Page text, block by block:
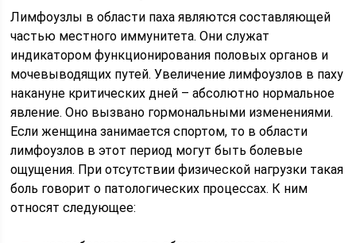
Лимфоузлы в области паха являются составляющей
частью местного иммунитета. Они служат
индикатором функционирования половых органов и
мочевыводящих путей. Увеличение лимфоузлов в паху
накануне критических дней – абсолютно нормальное
явление. Оно вызвано гормональными изменениями.
Если женщина занимается спортом, то в области
лимфоузлов в этот период могут быть болевые
ощущения. При отсутствии физической нагрузки такая
боль говорит о патологических процессах. К ним
относят следующее: